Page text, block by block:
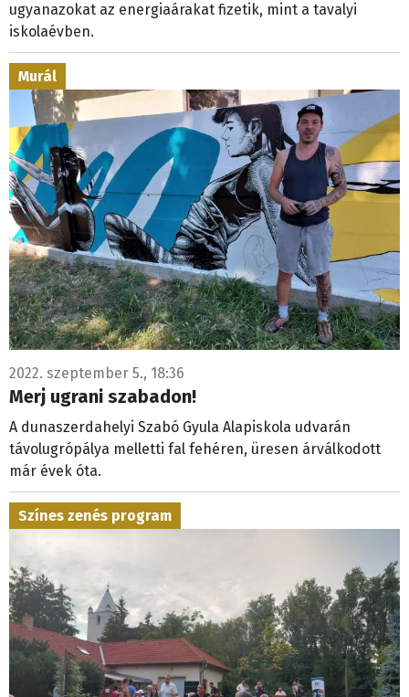
ugyanazokat az energiaárakat fizetik, mint a tavalyi
iskolaévben.
Murál
2022. szeptember 5., 18:36
Merj ugrani szabadon!
A dunaszerdahelyi Szabó Gyula Alapiskola udvarán
távolugrópálya melletti fal fehéren, üresen árválkodott
már évek óta.
Színes zenés program